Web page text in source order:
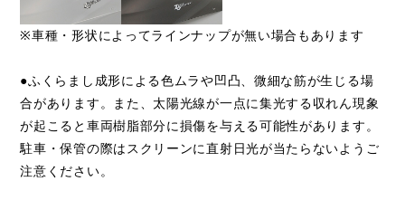
※車種・形状によってラインナップが無い場合もあります
●ふくらまし成形による色ムラや凹凸、微細な筋が生じる場
合があります。また、太陽光線が一点に集光する収れん現象
が起こると車両樹脂部分に損傷を与える可能性があります。
駐車・保管の際はスクリーンに直射日光が当たらないようご
注意ください。